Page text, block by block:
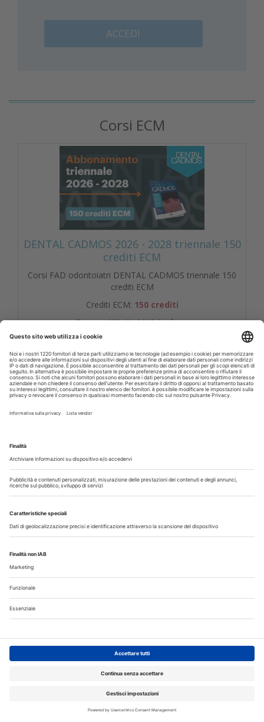
ACCEDI
Corsi ECM
DENTAL CADMOS 2026 - 2028 triennale 150
crediti ECM
Corsi FAD odontoiatri DENTAL CADMOS triennale 150
crediti ECM
Crediti ECM: 150 crediti
Prezzo:280,00 € IVA inclusa
Libri